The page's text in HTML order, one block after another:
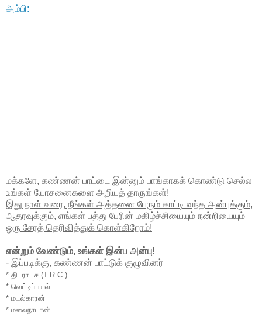
அம்பி:
மக்களே, கண்ணன் பாட்டை இன்னும் பாங்காகக் கொண்டு செல்ல
உங்கள் யோசனைகளை அறியத் தாருங்கள்!
இது நாள் வரை, நீங்கள் அத்தனை பேரும் காட்டி வந்த அன்புக்கும்,
ஆதரவுக்கும், எங்கள் பத்து பேரின் மகிழ்ச்சியையும் நன்றியையும்
ஒரு சேரத் தெரிவித்துக் கொள்கிறோம்!
என்றும் வேண்டும், உங்கள் இன்ப அன்பு!
- இப்படிக்கு, கண்ணன் பாட்டுக் குழுவினர்
* தி. ரா. ச.(T.R.C.)
* வெட்டிப்பயல்
* மடல்காரன்
* மலைநாடான்